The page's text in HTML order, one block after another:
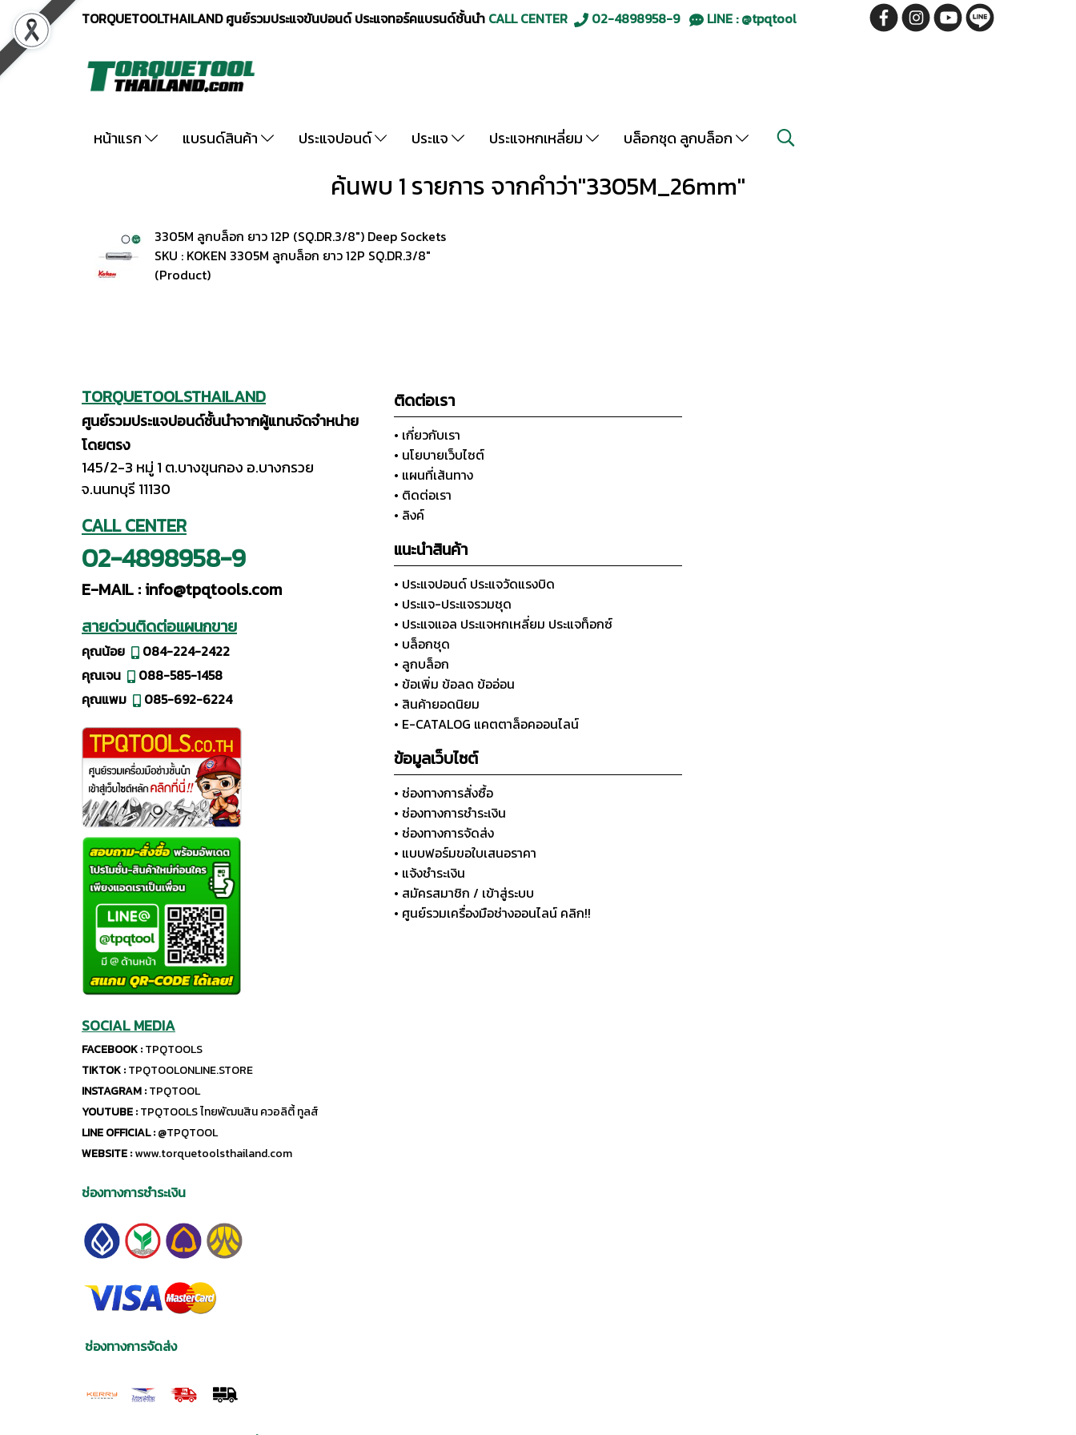
TORQUETOOLTHAILAND ศูนย์รวมประแจขันปอนด์ ประแจทอร์คแบรนด์ชั้นนำ CALL CENTER 02-4898958-9 LINE : @tpqtool
หน้าแรก แบรนด์สินค้า ประแจปอนด์ ประแจ ประแจหกเหลี่ยม บล็อกชุด ลูกบล็อก
ค้นพบ 1 รายการ จากคำว่า"3305M_26mm"
3305M ลูกบล็อก ยาว 12P (SQ.DR.3/8") Deep Sockets
SKU : KOKEN 3305M ลูกบล็อก ยาว 12P SQ.DR.3/8"
(Product)
TORQUETOOLSTHAILAND
ศูนย์รวมประแจปอนด์ชั้นนำจากผู้แทนจัดจำหน่าย
โดยตรง
145/2-3 หมู่ 1 ต.บางขุนกอง อ.บางกรวย
จ.นนทบุรี 11130
CALL CENTER
02-4898958-9
E-MAIL :info@tpqtools.com
สายด่วนติดต่อแผนกขาย
คุณน้อย
084-224-2422
คุณเจน
088-585-1458
คุณแพม
085-692-6224
SOCIAL MEDIA
FACEBOOK :TPQTOOLS
TIKTOK :TPQTOOLONLINE.STORE
INSTAGRAM :TPQTOOL
YOUTUBE :TPQTOOLS ไทยพัฒนสิน ควอลิตี้ ทูลส์
LINE OFFICIAL :@TPQTOOL
WEBSITE :www.torquetoolsthailand.com
ช่องทางการชำระเงิน
ช่องทางการจัดส่ง
ติดต่อเรา
• เกี่ยวกับเรา
• นโยบายเว็บไซต์
• แผนที่เส้นทาง
• ติดต่อเรา
• ลิงค์
แนะนำสินค้า
• ประแจปอนด์ ประแจวัดแรงบิด
• ประแจ-ประแจรวมชุด
• ประแจแอล ประแจหกเหลี่ยม ประแจท็อกซ์
• บล็อกชุด
• ลูกบล็อก
• ข้อเพิ่ม ข้อลด ข้ออ่อน
• สินค้ายอดนิยม
• E-CATALOG แคตตาล็อคออนไลน์
ข้อมูลเว็บไซต์
• ช่องทางการสั่งซื้อ
• ช่องทางการชำระเงิน
• ช่องทางการจัดส่ง
• แบบฟอร์มขอใบเสนอราคา
• แจ้งชำระเงิน
• สมัครสมาชิก / เข้าสู่ระบบ
• ศูนย์รวมเครื่องมือช่างออนไลน์ คลิก!!